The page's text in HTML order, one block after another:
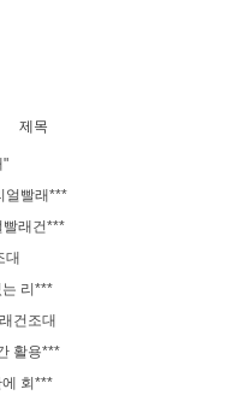
제목
"
얼빨래***
빨래건***
대
는 리***
건조대
활용***
에 회***